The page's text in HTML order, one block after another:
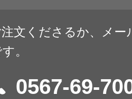
文くださるか、メー
。
0567-69-